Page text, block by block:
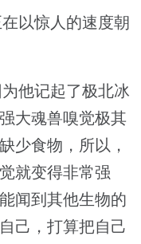
以惊人的速度朝
他记起了极北冰
大魂兽嗅觉极其
少食物，所以，
就变得非常强
闻到其他生物的
己，打算把自己